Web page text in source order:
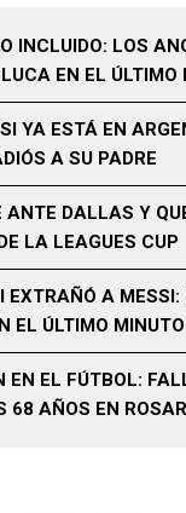
INCLUIDO: LOS
EN EL ÚLTIMO
YA ESTÁ EN
A SU PADRE
ANTE DALLAS Y
LA LEAGUES CUP
EXTRAÑÓ A
EL ÚLTIMO MINUTO
EN EL FÚTBOL:
68 AÑOS EN